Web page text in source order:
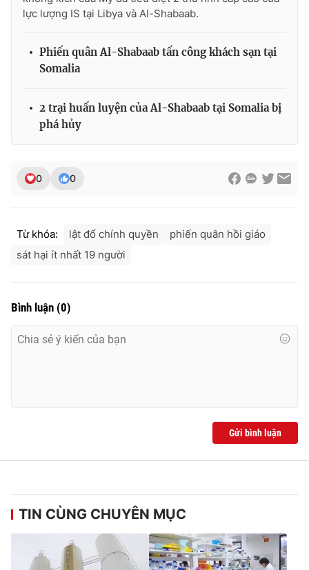
THỜI BÁO VTV
Theo dõi báo trên
Cơ quan chủ quản:
Phó Tổng Biên tập:
Nguyễn Thị Mỹ Hạnh, Phạm Quốc Thắng,
Ðiện thoại Thời báo VTV:
Email: toasoan@vtv.vn
® Cấm sao chép dưới mọi hình thức nếu không có sự chấp
thuận bằng văn bản. Ghi rõ nguồn VTV.vn khi phát hành lại
lực lượng IS tại Libya và Al-Shabaab.
Phiến quân Al-Shabaab tấn công khách sạn tại
Somalia
2 trại huấn luyện của Al-Shabaab tại Somalia bị
phá hủy
0 0
Từ khóa: lật đổ chính quyền
phiến quân hồi giáo
sát hại ít nhất 19 người
Bình luận (0)
Gửi bình luận
TIN CÙNG CHUYÊN MỤC